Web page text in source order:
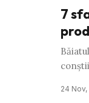
7
24 Nov,